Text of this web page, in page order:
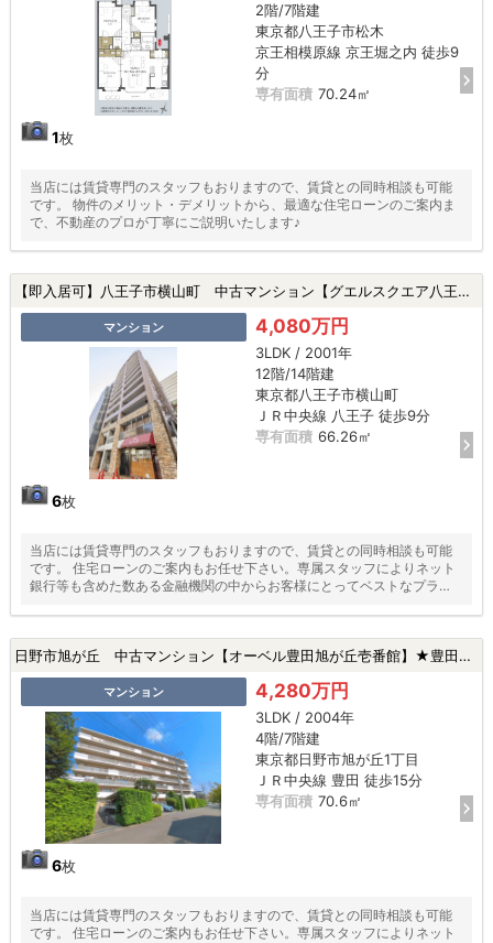
1枚
2階/7階建
東京都八王子市松木
京王相模原線 京王堀之内 徒歩9
分
専有面積 70.24㎡
当店には賃貸専門のスタッフもおりますので、賃貸との同時相談も可能
です。 物件のメリット・デメリットから、最適な住宅ローンのご案内ま
で、不動産のプロが丁寧にご説明いたします♪
【即入居可】八王子市横山町 中古マンション【グエルスクエア八王子】★八王子駅・京王八王子駅・新規リフォーム・ペット飼育可★|八王子市横山町の中古マンション
マンション
6枚
4,080万円
3LDK / 2001年
12階/14階建
東京都八王子市横山町
ＪＲ中央線 八王子 徒歩9分
専有面積 66.26㎡
当店には賃貸専門のスタッフもおりますので、賃貸との同時相談も可能
です。 住宅ローンのご案内もお任せ下さい。専属スタッフによりネット
銀行等も含めた数ある金融機関の中からお客様にとってベストなプラン
日野市旭が丘 中古マンション【オーベル豊田旭が丘壱番館】★豊田駅・新規リフォーム・ペット飼育可★|日野市旭が丘1丁目の中古マンション
マンション
6枚
4,280万円
3LDK / 2004年
4階/7階建
東京都日野市旭が丘1丁目
ＪＲ中央線 豊田 徒歩15分
専有面積 70.6㎡
当店には賃貸専門のスタッフもおりますので、賃貸との同時相談も可能
です。 住宅ローンのご案内もお任せ下さい。専属スタッフによりネット